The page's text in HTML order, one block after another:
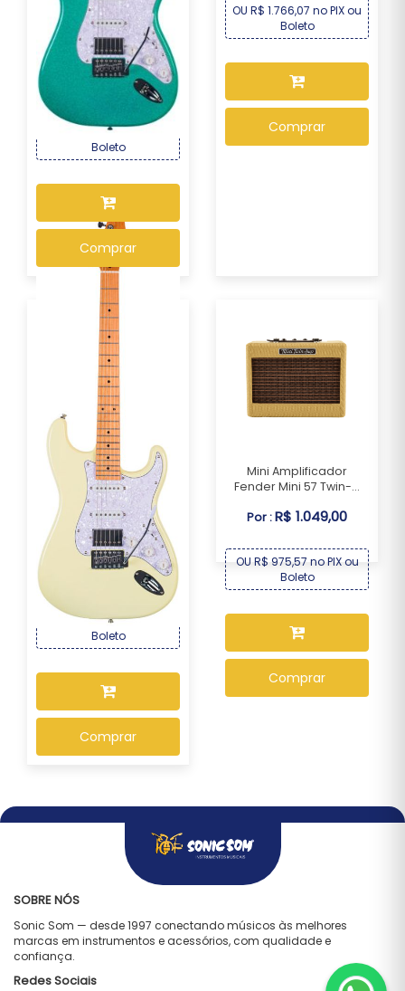
Guitarra Seizi Fun Katana
Musashi HSS ...
R$ 1.339,00
OU R$ 1.245,27 no PIX ou
Boleto
Comprar
OU R$ 1.766,07 no PIX ou
Boleto
Comprar
Guitarra Seizi Fun
Vintage Budokan HSS...
R$ 1.499,00
OU R$ 1.394,07 no PIX ou
Boleto
Comprar
Mini Amplificador
Fender Mini 57 Twin-...
Por :R$ 1.049,00
OU R$ 975,57 no PIX ou
Boleto
Comprar
SOBRE NÓS
Sonic Som — desde 1997 conectando músicos às melhores
marcas em instrumentos e acessórios, com qualidade e
confiança.
Redes Sociais